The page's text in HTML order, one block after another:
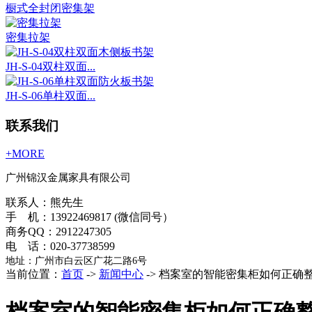
橱式全封闭密集架
密集拉架
JH-S-04双柱双面...
JH-S-06单柱双面...
联系我们
+MORE
广州锦汉金属家具有限公司
联系人：熊先生
手 机：13922469817 (微信同号）
商务QQ：2912247305
电 话：020-37738599
地址：广州市白云区广花二路6号
当前位置： 首页 -> 新闻中心 -> 档案室的智能密集柜如何正确